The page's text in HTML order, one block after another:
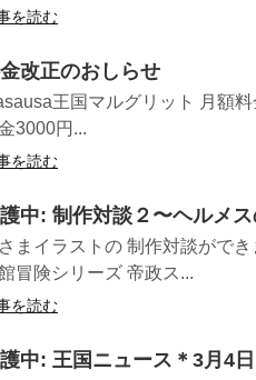
を読む
改正のおしらせ
王国マルグリット 月額
3000円...
を読む
中: 制作対談２〜ヘルメ
まイラストの 制作対談がで
冒険シリーズ 帝政ス...
を読む
中: 王国ニュース＊3月4